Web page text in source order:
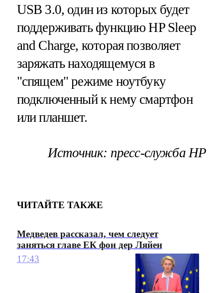
USB 3.0, один из которых будет
поддерживать функцию HP Sleep
and Charge, которая позволяет
заряжать находящемуся в
"спящем" режиме ноутбуку
подключенный к нему смартфон
или планшет.
Источник: пресс-служба HP
ЧИТАЙТЕ ТАКЖЕ
Медведев рассказал, чем следует
заняться главе ЕК фон дер Ляйен
17:43